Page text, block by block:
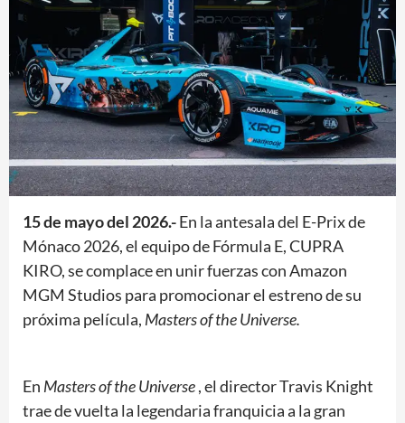
15 de mayo del 2026.-En la antesala del E-Prix de
Mónaco 2026, el equipo de Fórmula E, CUPRA
KIRO, se complace en unir fuerzas con Amazon
MGM Studios para promocionar el estreno de su
próxima película, Masters of the Universe.
En Masters of the Universe, el director Travis Knight
trae de vuelta la legendaria franquicia a la gran